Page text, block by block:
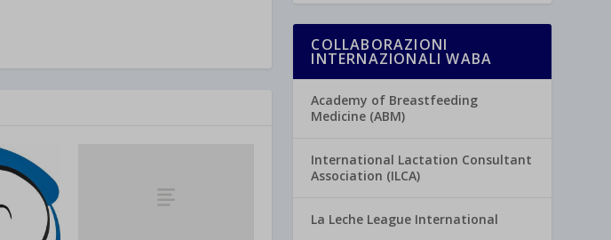
COLLABORAZIONI
INTERNAZIONALI WABA
Academy of Breastfeeding
Medicine (ABM)
International Lactation Consultant
Association (ILCA)
La Leche League International